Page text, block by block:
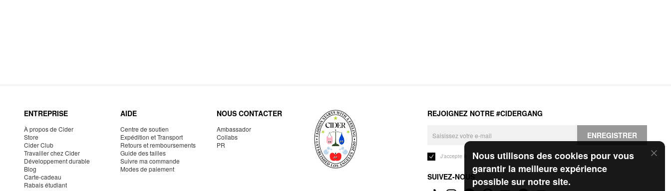
Nous utilisons des cookies pour vous
garantir la meilleure expérience
possible sur notre site.
ENTREPRISE
À propos de Cider
Store
Cider Club
Travailler chez Cider
Développement durable
Blog
Carte-cadeau
Rabais étudiant
AIDE
Centre de soutien
Expédition et Transport
Retours et remboursements
Guide des tailles
Suivre ma commande
Modes de paiement
NOUS CONTACTER
Ambassador
Collabs
PR
REJOIGNEZ NOTRE #CIDERGANG
ENREGISTRER
J'accepte les Conditions généraleset laPolitique de confidentialité.
SUIVEZ-NOUS